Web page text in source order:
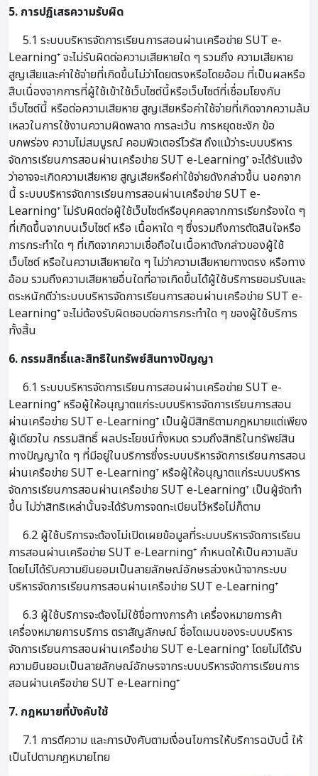
5. การปฏิเสธความรับผิด
5.1 ระบบบริหารจัดการเรียนการสอนผ่านเครือข่าย SUT e-
Learning⁺ จะไม่รับผิดต่อความเสียหายใด ๆ รวมถึง ความเสียหาย
สูญเสียและค่าใช้จ่ายที่เกิดขึ้นไม่ว่าโดยตรงหรือโดยอ้อม ที่เป็นผลหรือ
สืบเนื่องจากการที่ผู้ใช้เข้าใช้เว็บไซต์นี้หรือเว็บไซต์ที่เชื่อมโยงกับ
เว็บไซต์นี้ หรือต่อความเสียหาย สูญเสียหรือค่าใช้จ่ายที่เกิดจากความล้ม
เหลวในการใช้งานความผิดพลาด การละเว้น การหยุดชะงัก ข้อ
บกพร่อง ความไม่สมบูรณ์ คอมพิวเตอร์ไวรัส ถึงแม้ว่าระบบบริหาร
จัดการเรียนการสอนผ่านเครือข่าย SUT e-Learning⁺ จะได้รับแจ้ง
ว่าอาจจะเกิดความเสียหาย สูญเสียหรือค่าใช้จ่ายดังกล่าวขึ้น นอกจาก
นี้ ระบบบริหารจัดการเรียนการสอนผ่านเครือข่าย SUT e-
Learning⁺ ไม่รับผิดต่อผู้ใช้เว็บไซต์หรือบุคคลจากการเรียกร้องใด ๆ
ที่เกิดขึ้นจากบนเว็บไซต์ หรือ เนื้อหาใด ๆ ซึ่งรวมถึงการตัดสินใจหรือ
การกระทำใด ๆ ที่เกิดจากความเชื่อถือในเนื้อหาดังกล่าวของผู้ใช้
เว็บไซต์ หรือในความเสียหายใด ๆ ไม่ว่าความเสียหายทางตรง หรือทาง
อ้อม รวมถึงความเสียหายอื่นใดที่อาจเกิดขึ้นได้ผู้ใช้บริการยอมรับและ
ตระหนักดีว่าระบบบริหารจัดการเรียนการสอนผ่านเครือข่าย SUT e-
Learning⁺ จะไม่ต้องรับผิดชอบต่อการกระทำใด ๆ ของผู้ใช้บริการ
ทั้งสิ้น
6. กรรมสิทธิ์และสิทธิในทรัพย์สินทางปัญญา
6.1 ระบบบริหารจัดการเรียนการสอนผ่านเครือข่าย SUT e-
Learning⁺ หรือผู้ให้อนุญาตแก่ระบบบริหารจัดการเรียนการสอน
ผ่านเครือข่าย SUT e-Learning⁺ เป็นผู้มีสิทธิตามกฎหมายแต่เพียง
ผู้เดียวใน กรรมสิทธิ์ ผลประโยชน์ทั้งหมด รวมถึงสิทธิในทรัพย์สิน
ทางปัญญาใด ๆ ที่มีอยู่ในบริการซึ่งระบบบริหารจัดการเรียนการสอน
ผ่านเครือข่าย SUT e-Learning⁺ หรือผู้ให้อนุญาตแก่ระบบบริหาร
จัดการเรียนการสอนผ่านเครือข่าย SUT e-Learning⁺ เป็นผู้จัดทำ
ขึ้น ไม่ว่าสิทธิเหล่านั้นจะได้รับการจดทะเบียนไว้หรือไม่ก็ตาม
6.2 ผู้ใช้บริการจะต้องไม่เปิดเผยข้อมูลที่ระบบบริหารจัดการเรียน
การสอนผ่านเครือข่าย SUT e-Learning⁺ กำหนดให้เป็นความลับ
โดยไม่ได้รับความยินยอมเป็นลายลักษณ์อักษรล่วงหน้าจากระบบ
บริหารจัดการเรียนการสอนผ่านเครือข่าย SUT e-Learning⁺
6.3 ผู้ใช้บริการจะต้องไม่ใช้ชื่อทางการค้า เครื่องหมายการค้า
เครื่องหมายการบริการ ตราสัญลักษณ์ ชื่อโดเมนของระบบบริหาร
จัดการเรียนการสอนผ่านเครือข่าย SUT e-Learning⁺ โดยไม่ได้รับ
ความยินยอมเป็นลายลักษณ์อักษรจากระบบบริหารจัดการเรียนการ
สอนผ่านเครือข่าย SUT e-Learning⁺
7. กฎหมายที่บังคับใช้
7.1 การตีความ และการบังคับตามเงื่อนไขการให้บริการฉบับนี้ ให้
เป็นไปตามกฎหมายไทย